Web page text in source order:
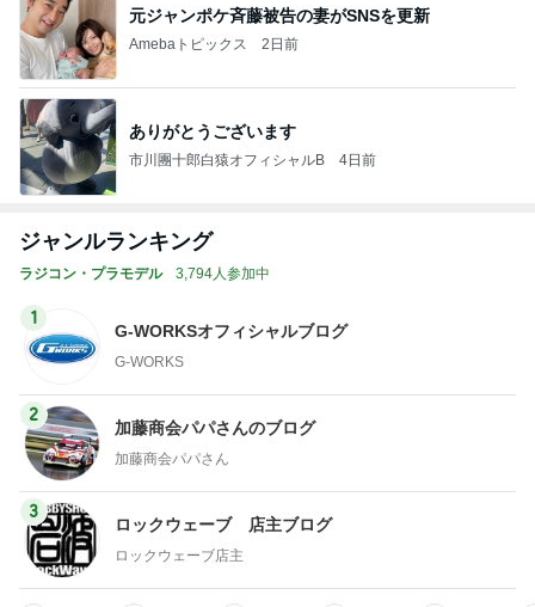
元ジャンポケ斉藤被告の妻がSNSを更新
Amebaトピックス 2日前
ありがとうございます
市川團十郎白猿オフィシャルB 4日前
ジャンルランキング
ラジコン・プラモデル 3,794人参加中
1
G-WORKSオフィシャルブログ
G-WORKS
2
加藤商会パパさんのブログ
加藤商会パパさん
3
ロックウェーブ 店主ブログ
ロックウェーブ店主